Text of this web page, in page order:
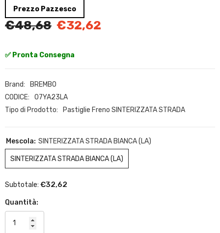
Prezzo Pazzesco
€48,68 €32,62
✅ Pronta Consegna
Brand:
BREMBO
CODICE:
07YA23LA
Tipo di Prodotto:
Pastiglie Freno SINTERIZZATA STRADA
Mescola: SINTERIZZATA STRADA BIANCA (LA)
SINTERIZZATA STRADA BIANCA (LA)
Subtotale: €32,62
Quantità: